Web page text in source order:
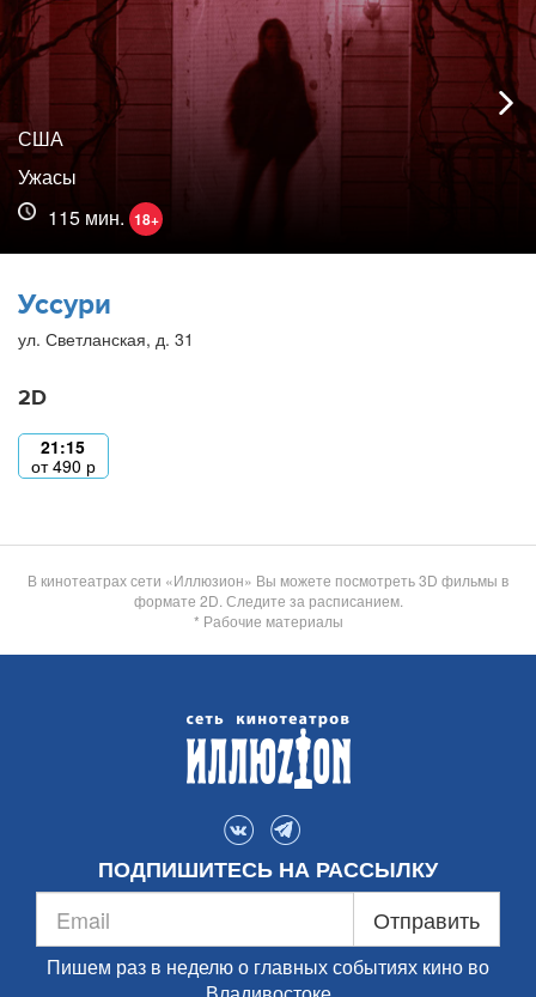
США
Ужасы
115 мин. 18+
Уссури
ул. Светланская, д. 31
2D
21:15
от490 р
В кинотеатрах сети «Иллюзион» Вы можете посмотреть 3D фильмы в
формате 2D. Следите за расписанием.
* Рабочие материалы
ПОДПИШИТЕСЬ НА РАССЫЛКУ
Отправить
Пишем раз в неделю о главных событиях кино во